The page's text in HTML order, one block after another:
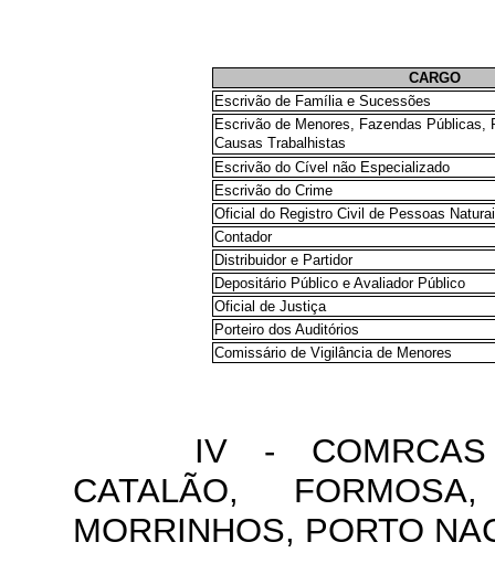
CARGO
Escrivão de Família e Sucessões
Escrivão de Menores, Fazendas Públicas,
Causas Trabalhistas
Escrivão do Cível não Especializado
Escrivão do Crime
Oficial do Registro Civil de Pessoas
Contador
Distribuidor e Partidor
Depositário Público e Avaliador Público
Oficial de Justiça
Porteiro dos Auditórios
Comissário de Vigilância de Menores
IV -
CATALÃO,
MORRINHOS, PORTO